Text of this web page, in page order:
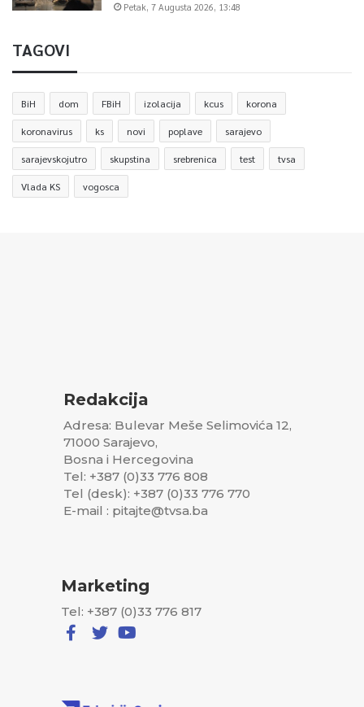
Petak, 7 Augusta 2026, 13:48
TAGOVI
BiH dom FBiH izolacija kcus korona
koronavirus ks novi poplave sarajevo
sarajevskojutro skupstina srebrenica test tvsa
Vlada KS vogosca
Redakcija
Adresa: Bulevar Meše Selimovića 12,
71000 Sarajevo,
Bosna i Hercegovina
Tel: +387 (0)33 776 808
Tel (desk): +387 (0)33 776 770
E-mail : pitajte@tvsa.ba
Marketing
Tel: +387 (0)33 776 817